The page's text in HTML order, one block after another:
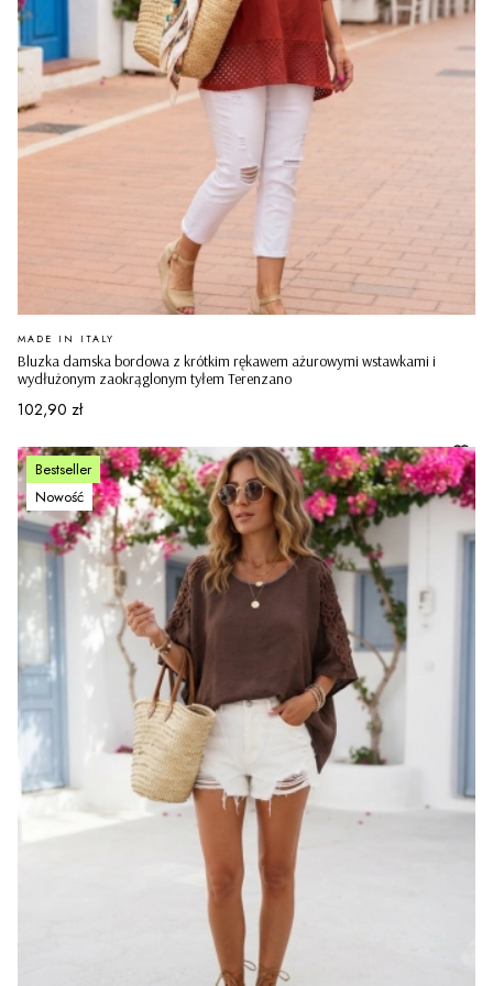
Bluzka damska bordowa z krótkim rękawem ażurowymi wstawkami i
wydłużonym zaokrąglonym tyłem Terenzano
PRODUCENT
MADE IN ITALY
Cena
102,90 zł
Bestseller
Nowość